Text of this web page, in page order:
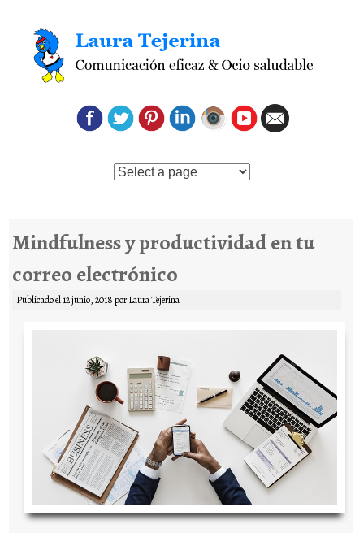
Saltar al contenido
Mindfulness y productividad en tu
correo electrónico
Publicado el12 junio, 2018porLaura Tejerina